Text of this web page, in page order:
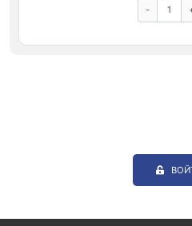
-